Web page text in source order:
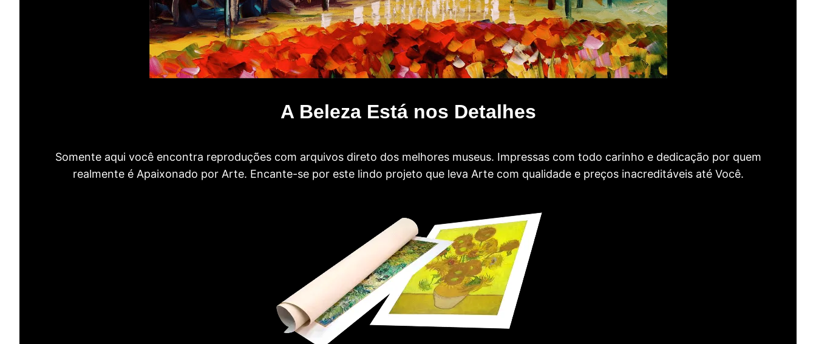
A Beleza Está nos Detalhes
Somente aqui você encontra reproduções com arquivos direto dos melhores museus. Impressas com todo carinho e dedicação por quem
realmente é Apaixonado por Arte. Encante-se por este lindo projeto que leva Arte com qualidade e preços inacreditáveis até Você.